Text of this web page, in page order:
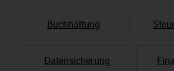
Buchhaltung
Datensicherung